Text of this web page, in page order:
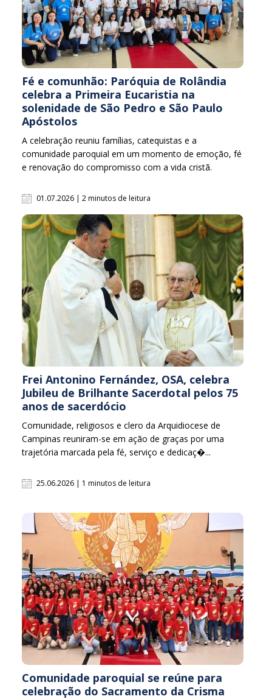
Fé e comunhão: Paróquia de Rolândia
celebra a Primeira Eucaristia na
solenidade de São Pedro e São Paulo
Apóstolos
A celebração reuniu famílias, catequistas e a
comunidade paroquial em um momento de emoção, fé
e renovação do compromisso com a vida cristã.
01.07.2026 | 2 minutos de leitura
Frei Antonino Fernández, OSA, celebra
Jubileu de Brilhante Sacerdotal pelos 75
anos de sacerdócio
Comunidade, religiosos e clero da Arquidiocese de
Campinas reuniram-se em ação de graças por uma
trajetória marcada pela fé, serviço e dedicaç�...
25.06.2026 | 1 minutos de leitura
Comunidade paroquial se reúne para
celebração do Sacramento da Crisma